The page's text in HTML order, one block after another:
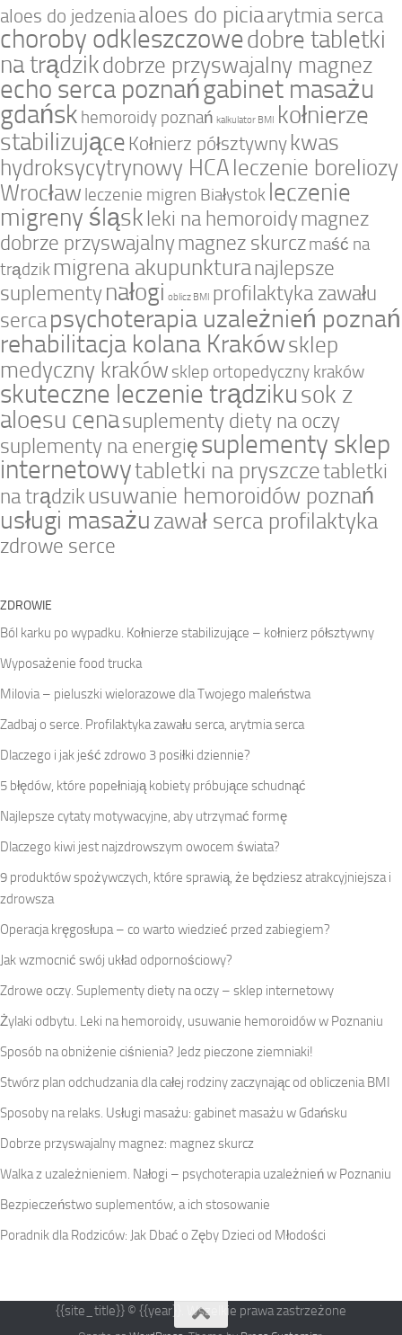
aloes do jedzeniaaloes do piciaarytmia serca
choroby odkleszczowedobre tabletki
na trądzikdobrze przyswajalny magnez
echo serca poznańgabinet masażu
gdańsk hemoroidy poznań kalkulator BMI
kołnierze
stabilizujące Kołnierz półsztywny kwas
hydroksycytrynowy HCA leczenie boreliozy
Wrocław leczenie migren Białystok leczenie
migreny śląsk leki na hemoroidymagnez
dobrze przyswajalnymagnez skurczmaść na
trądzik migrena akupunkturanajlepsze
suplementynałogi oblicz BMI
profilaktyka zawału
sercapsychoterapia uzależnień poznań
rehabilitacja kolana Krakówsklep
medyczny kraków sklep ortopedyczny kraków
skuteczne leczenie trądzikusok z
aloesu cenasuplementy diety na oczy
suplementy na energięsuplementy sklep
internetowytabletki na pryszczetabletki
na trądzikusuwanie hemoroidów poznań
usługi masażu zawał serca profilaktyka
zdrowe serce
ZDROWIE
Ból karku po wypadku. Kołnierze stabilizujące – kołnierz półsztywny
Wyposażenie food trucka
Milovia – pieluszki wielorazowe dla Twojego maleństwa
Zadbaj o serce. Profilaktyka zawału serca, arytmia serca
Dlaczego i jak jeść zdrowo 3 posiłki dziennie?
5 błędów, które popełniają kobiety próbujące schudnąć
Najlepsze cytaty motywacyjne, aby utrzymać formę
Dlaczego kiwi jest najzdrowszym owocem świata?
9 produktów spożywczych, które sprawią, że będziesz atrakcyjniejsza i
zdrowsza
Operacja kręgosłupa – co warto wiedzieć przed zabiegiem?
Jak wzmocnić swój układ odpornościowy?
Zdrowe oczy. Suplementy diety na oczy – sklep internetowy
Żylaki odbytu. Leki na hemoroidy, usuwanie hemoroidów w Poznaniu
Sposób na obniżenie ciśnienia? Jedz pieczone ziemniaki!
Stwórz plan odchudzania dla całej rodziny zaczynając od obliczenia BMI
Sposoby na relaks. Usługi masażu: gabinet masażu w Gdańsku
Dobrze przyswajalny magnez: magnez skurcz
Walka z uzależnieniem. Nałogi – psychoterapia uzależnień w Poznaniu
Bezpieczeństwo suplementów, a ich stosowanie
Poradnik dla Rodziców: Jak Dbać o Zęby Dzieci od Młodości
{{site_title}} © {{year}}. Wszelkie prawa zastrzeżone